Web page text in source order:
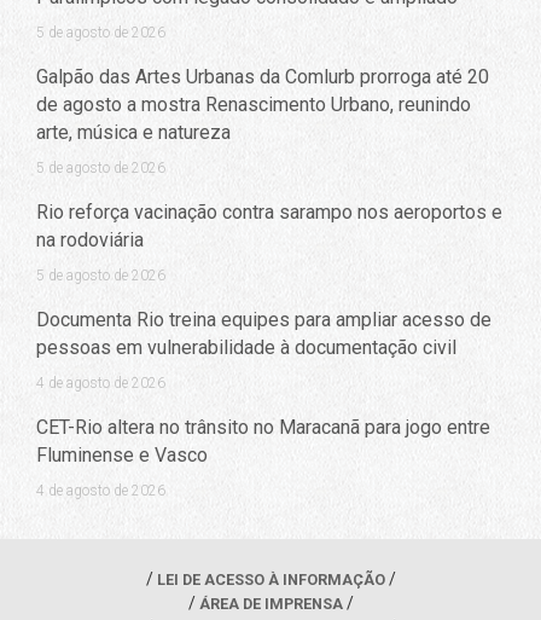
5 de agosto de 2026
Galpão das Artes Urbanas da Comlurb prorroga até 20
de agosto a mostra Renascimento Urbano, reunindo
arte, música e natureza
5 de agosto de 2026
Rio reforça vacinação contra sarampo nos aeroportos e
na rodoviária
5 de agosto de 2026
Documenta Rio treina equipes para ampliar acesso de
pessoas em vulnerabilidade à documentação civil
4 de agosto de 2026
CET-Rio altera no trânsito no Maracanã para jogo entre
Fluminense e Vasco
4 de agosto de 2026
LEI DE ACESSO À INFORMAÇÃO
ÁREA DE IMPRENSA